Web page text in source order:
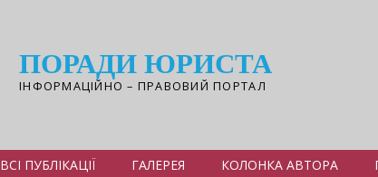
ПОРАДИ ЮРИСТА
ІНФОРМАЦІЙНО – ПРАВОВИЙ ПОРТАЛ
ВСІ ПУБЛІКАЦІЇ ГАЛЕРЕЯ КОЛОНКА АВТОРА